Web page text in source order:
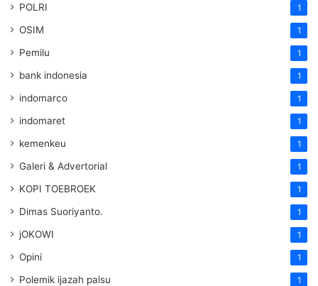
POLRI 1
OSIM 1
Pemilu 1
bank indonesia 1
indomarco 1
indomaret 1
kemenkeu 1
Galeri & Advertorial 1
KOPI TOEBROEK 1
Dimas Suoriyanto. 1
jOKOWI 1
Opini 1
Polemik ijazah palsu 1